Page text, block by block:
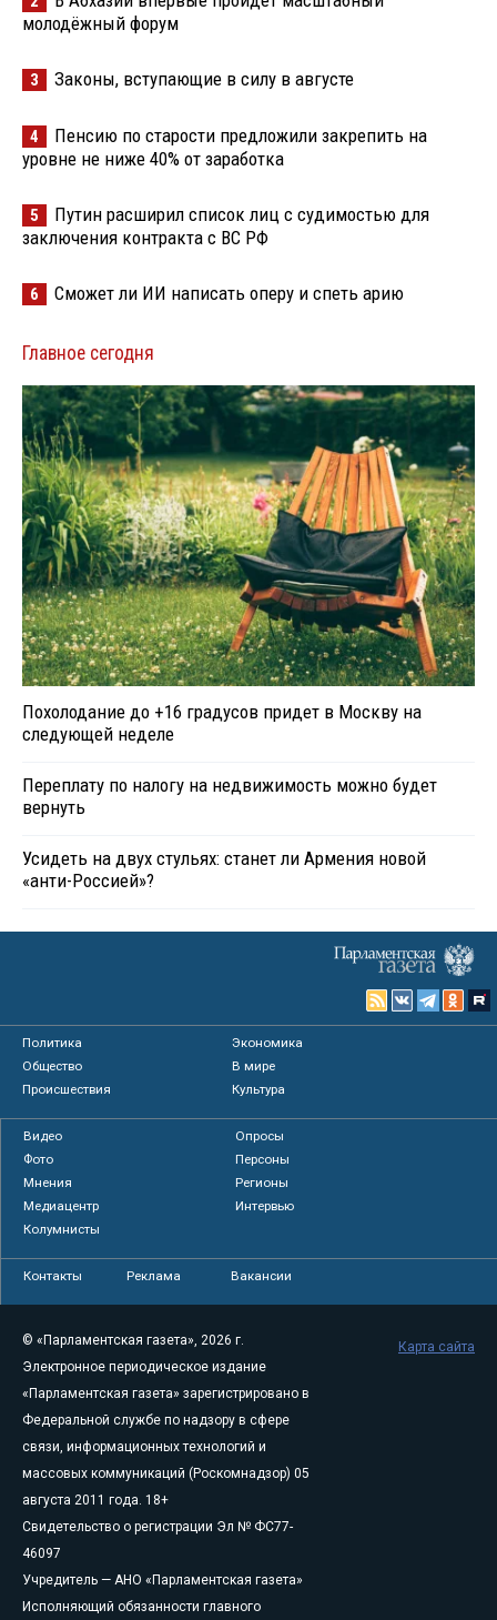
молодёжный форум
3 Законы, вступающие в силу в августе
4
Пенсию по старости предложили закрепить на
уровне не ниже 40% от заработка
5
Путин расширил список лиц с судимостью для
заключения контракта с ВС РФ
6 Сможет ли ИИ написать оперу и спеть арию
Главное сегодня
Похолодание до +16 градусов придет в Москву на
следующей неделе
Переплату по налогу на недвижимость можно будет
вернуть
Усидеть на двух стульях: станет ли Армения новой
«анти-Россией»?
Политика
Экономика
Общество
В мире
Происшествия
Культура
Видео
Опросы
Фото
Персоны
Мнения
Регионы
Медиацентр
Интервью
Колумнисты
Контакты Реклама Вакансии
© «Парламентская газета», 2026 г.
Электронное периодическое издание
«Парламентская газета» зарегистрировано в
Федеральной службе по надзору в сфере
связи, информационных технологий и
массовых коммуникаций (Роскомнадзор) 05
августа 2011 года. 18+
Свидетельство о регистрации Эл № ФС77-
46097
Учредитель — АНО «Парламентская газета»
Исполняющий обязанности главного
Карта сайта